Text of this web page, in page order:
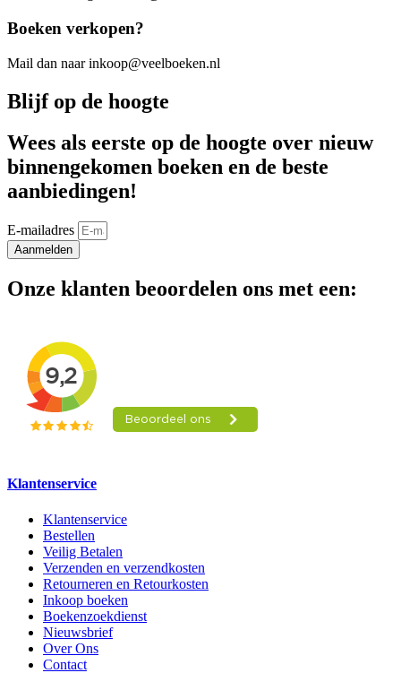
Boeken verkopen?
Mail dan naar inkoop@veelboeken.nl
Blijf op de hoogte
Wees als eerste op de hoogte over nieuw
binnengekomen boeken en de beste
aanbiedingen!
E-mailadres
Aanmelden
Onze klanten beoordelen ons met een:
Klantenservice
Klantenservice
Bestellen
Veilig Betalen
Verzenden en verzendkosten
Retourneren en Retourkosten
Inkoop boeken
Boekenzoekdienst
Nieuwsbrief
Over Ons
Contact